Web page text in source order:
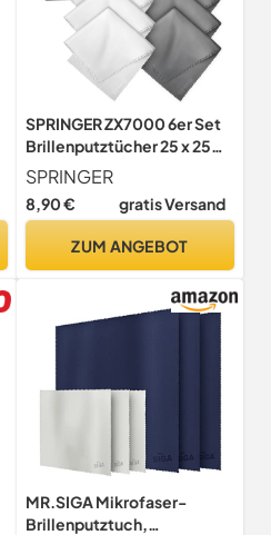
SPRINGER ZX7000 6er Set
Brillenputztücher 25 x 25
cm
SPRINGER
8,90 € gratis Versand
ZUM ANGEBOT
MR.SIGA Mikrofaser-
Brillenputztuch,